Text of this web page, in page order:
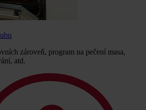
zároveň, program na pečení masa,
atd.